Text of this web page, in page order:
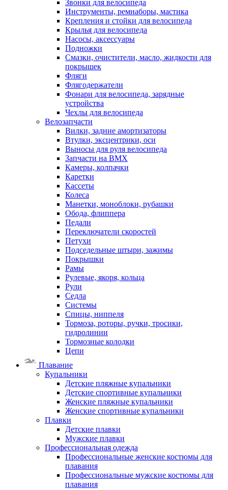
Звонки для велосипеда
Инструменты, ремнаборы, мастика
Крепления и стойки для велосипеда
Крылья для велосипеда
Насосы, аксессуары
Подножки
Смазки, очистители, масло, жидкости для
покрышек
Фляги
Флягодержатели
Фонари для велосипеда, зарядные
устройства
Чехлы для велосипеда
Велозапчасти
Вилки, задние амортизаторы
Втулки, эксцентрики, оси
Выносы для руля велосипеда
Запчасти на BMX
Камеры, колпачки
Каретки
Кассеты
Колеса
Манетки, моноблоки, рубашки
Обода, флиппера
Педали
Переключатели скоростей
Петухи
Подседельные штыри, зажимы
Покрышки
Рамы
Рулевые, якоря, кольца
Рули
Седла
Системы
Спицы, ниппеля
Тормоза, роторы, ручки, тросики,
гидролинии
Тормозные колодки
Цепи
Плавание
Купальники
Детские пляжные купальники
Детские спортивные купальники
Женские пляжные купальники
Женские спортивные купальники
Плавки
Детские плавки
Мужские плавки
Профессиональная одежда
Профессиональные женские костюмы для
плавания
Профессиональные мужские костюмы для
плавания